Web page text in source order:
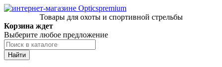
Товары для охоты и спортивной стрельбы
Корзина ждет
Выберите любое предложение
Найти